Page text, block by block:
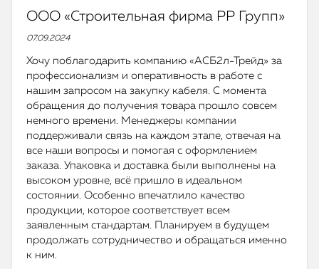
ООО «Строительная фирма РР Групп»
07.09.2024
Хочу поблагодарить компанию «АСБ2л-Трейд» за
профессионализм и оперативность в работе с
нашим запросом на закупку кабеля. С момента
обращения до получения товара прошло совсем
немного времени. Менеджеры компании
поддерживали связь на каждом этапе, отвечая на
все наши вопросы и помогая с оформлением
заказа. Упаковка и доставка были выполнены на
высоком уровне, всё пришло в идеальном
состоянии. Особенно впечатлило качество
продукции, которое соответствует всем
заявленным стандартам. Планируем в будущем
продолжать сотрудничество и обращаться именно
к ним.